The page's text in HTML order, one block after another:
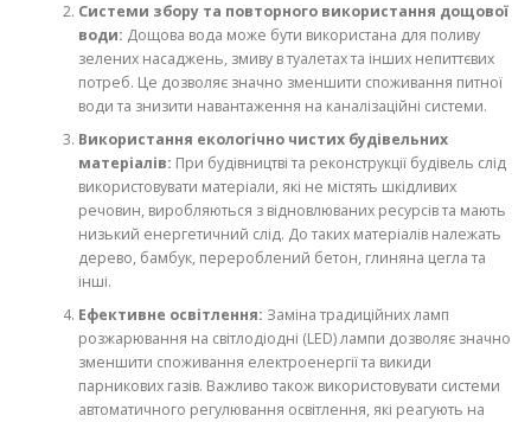
Системи збору та повторного використання дощової
води: Дощова вода може бути використана для поливу
зелених насаджень, змиву в туалетах та інших непиттєвих
потреб. Це дозволяє значно зменшити споживання питної
води та знизити навантаження на каналізаційні системи.
Використання екологічно чистих будівельних
матеріалів: При будівництві та реконструкції будівель слід
використовувати матеріали, які не містять шкідливих
речовин, виробляються з відновлюваних ресурсів та мають
низький енергетичний слід. До таких матеріалів належать
дерево, бамбук, перероблений бетон, глиняна цегла та
інші.
Ефективне освітлення: Заміна традиційних ламп
розжарювання на світлодіодні (LED) лампи дозволяє значно
зменшити споживання електроенергії та викиди
парникових газів. Важливо також використовувати системи
автоматичного регулювання освітлення, які реагують на